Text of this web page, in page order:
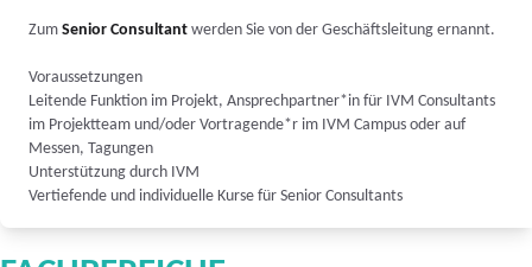
Zum Senior Consultant werden Sie von der Geschäftsleitung ernannt.
Voraussetzungen
Leitende Funktion im Projekt, Ansprechpartner*in für IVM Consultants
im Projektteam und/oder Vortragende*r im IVM Campus oder auf
Messen, Tagungen
Unterstützung durch IVM
Vertiefende und individuelle Kurse für Senior Consultants